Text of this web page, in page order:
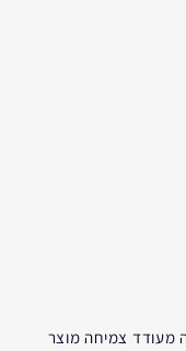
מעודד צמיחה מוצר